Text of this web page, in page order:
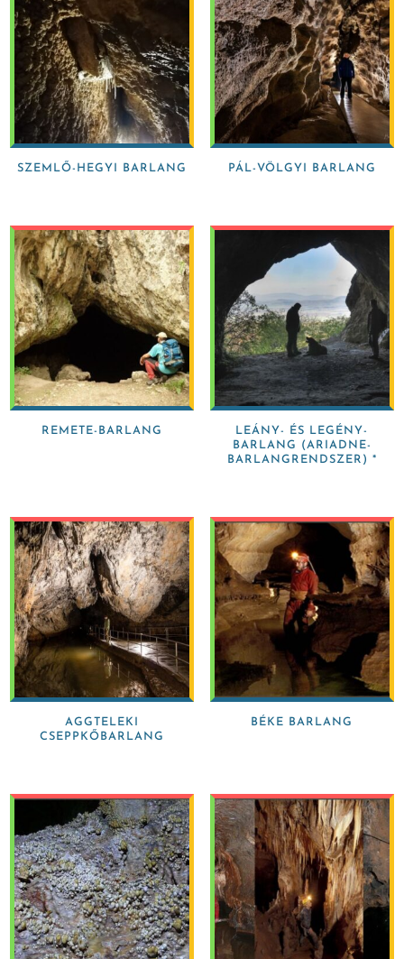
SZEMLŐ-HEGYI BARLANG PÁL-VÖLGYI BARLANG
REMETE-BARLANG
LEÁNY- ÉS LEGÉNY-
BARLANG (ARIADNE-
BARLANGRENDSZER) *
AGGTELEKI
CSEPPKŐBARLANG
BÉKE BARLANG